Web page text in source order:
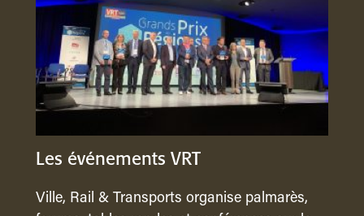
Les événements VRT
Ville, Rail & Transports organise palmarès,